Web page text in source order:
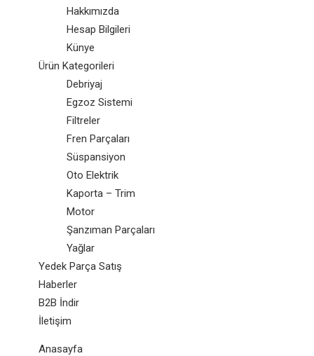
Hakkımızda
Hesap Bilgileri
Künye
Ürün Kategorileri
Debriyaj
Egzoz Sistemi
Filtreler
Fren Parçaları
Süspansiyon
Oto Elektrik
Kaporta – Trim
Motor
Şanzıman Parçaları
Yağlar
Yedek Parça Satış
Haberler
B2B İndir
İletişim
Anasayfa